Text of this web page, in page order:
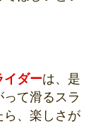
イダーは、是
て滑るスラ
ら、楽しさが